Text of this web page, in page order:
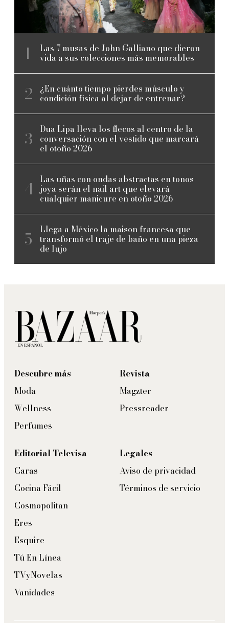
Las 7 musas de John Galliano que dieron
vida a sus colecciones más memorables
¿En cuánto tiempo pierdes músculo y
condición física al dejar de entrenar?
Dua Lipa lleva los flecos al centro de la
conversación con el vestido que marcará
el otoño 2026
Las uñas con ondas abstractas en tonos
joya serán el nail art que elevará
cualquier manicure en otoño 2026
Llega a México la maison francesa que
transformó el traje de baño en una pieza
de lujo
Descubre más
Moda
Wellness
Perfumes
Revista
Magzter
Pressreader
Editorial Televisa
Caras
Cocina Fácil
Cosmopolitan
Eres
Esquire
Tú En Línea
TVyNovelas
Vanidades
Legales
Aviso de privacidad
Términos de servicio